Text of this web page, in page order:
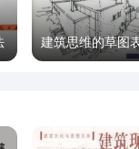
建筑思维的草图